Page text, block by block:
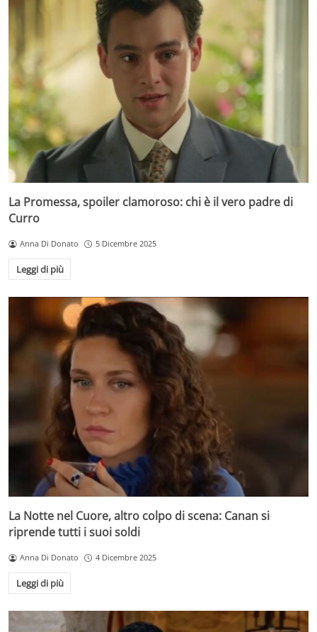
La Promessa, spoiler clamoroso: chi è il vero padre di
Curro
Anna Di Donato 5 Dicembre 2025
Leggi di più
La Notte nel Cuore, altro colpo di scena: Canan si
riprende tutti i suoi soldi
Anna Di Donato 4 Dicembre 2025
Leggi di più